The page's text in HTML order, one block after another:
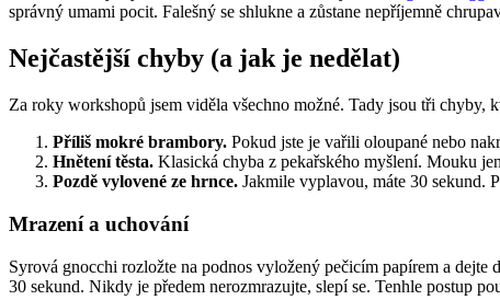
správný umami pocit. Falešný se shlukne a zůstane nepříjemně
Nejčastější chyby (a jak je nedělat)
Za roky workshopů jsem viděla všechno možné. Tady jsou tři chyby,
Příliš mokré brambory. Pokud jste je vařili oloupané nebo
Hnětení těsta. Klasická chyba z pekařského myšlení. Mouku
Pozdě vylovené ze hrnce. Jakmile vyplavou, máte 30 sekund.
Mrazení a uchování
Syrová gnocchi rozložte na podnos vyložený pečicím papírem a
30 sekund. Nikdy je předem nerozmrazujte, slepí se. Tenhle postup